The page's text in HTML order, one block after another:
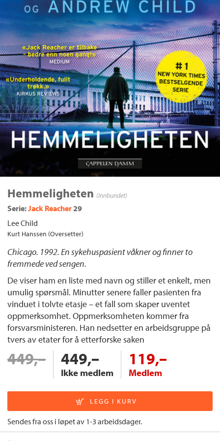
Hemmeligheten (Innbundet)
Serie:Jack Reacher29
Lee Child
Kurt Hanssen (Oversetter)
Chicago. 1992. En sykehuspasient våkner og finner to
fremmede ved sengen.
De viser ham en liste med navn og stiller et enkelt, men
umulig spørsmål. Minutter senere faller pasienten fra
vinduet i tolvte etasje – et fall som skaper uventet
oppmerksomhet. Oppmerksomheten kommer fra
forsvarsministeren. Han nedsetter en arbeidsgruppe på
tvers av etater for å etterforske saken
449,– 449,–
Ikke medlem
119,–
Medlem
Sendes fra oss i løpet av 1-3 arbeidsdager.